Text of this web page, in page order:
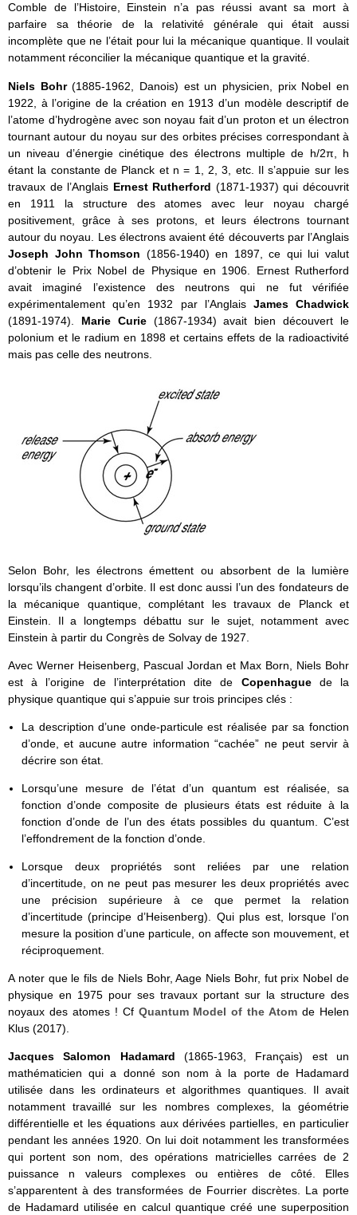
Comble de l’Histoire, Einstein n’a pas réussi avant sa mort à
parfaire sa théorie de la relativité générale qui était aussi
incomplète que ne l’était pour lui la mécanique quantique. Il voulait
notamment réconcilier la mécanique quantique et la gravité.
Niels Bohr(1885-1962, Danois) est un physicien, prix Nobel en
1922, à l’origine de la création en 1913 d’un modèle descriptif de
l’atome d’hydrogène avec son noyau fait d’un proton et un électron
tournant autour du noyau sur des orbites précises correspondant à
un niveau d’énergie cinétique des électrons multiple de h/2π, h
étant la constante de Planck et n = 1, 2, 3, etc. Il s’appuie sur les
travaux de l’Anglais Ernest Rutherford (1871-1937) qui découvrit
en 1911 la structure des atomes avec leur noyau chargé
positivement, grâce à ses protons, et leurs électrons tournant
autour du noyau. Les électrons avaient été découverts par l’Anglais
Joseph John Thomson (1856-1940) en 1897, ce qui lui valut
d’obtenir le Prix Nobel de Physique en 1906. Ernest Rutherford
avait imaginé l’existence des neutrons qui ne fut vérifiée
expérimentalement qu’en 1932 par l’Anglais James Chadwick
(1891-1974). Marie Curie (1867-1934) avait bien découvert le
polonium et le radium en 1898 et certains effets de la radioactivité
mais pas celle des neutrons.
Selon Bohr, les électrons émettent ou absorbent de la lumière
lorsqu’ils changent d’orbite. Il est donc aussi l’un des fondateurs de
la mécanique quantique, complétant les travaux de Planck et
Einstein. Il a longtemps débattu sur le sujet, notamment avec
Einstein à partir du Congrès de Solvay de 1927.
Avec Werner Heisenberg, Pascual Jordan et Max Born, Niels Bohr
est à l’origine de l’interprétation dite de Copenhaguede la
physique quantique qui s’appuie sur trois principes clés :
La description d’une onde-particule est réalisée par sa fonction
d’onde, et aucune autre information “cachée” ne peut servir à
décrire son état.
Lorsqu’une mesure de l’état d’un quantum est réalisée, sa
fonction d’onde composite de plusieurs états est réduite à la
fonction d’onde de l’un des états possibles du quantum. C’est
l’effondrement de la fonction d’onde.
Lorsque deux propriétés sont reliées par une relation
d’incertitude, on ne peut pas mesurer les deux propriétés avec
une précision supérieure à ce que permet la relation
d’incertitude (principe d’Heisenberg). Qui plus est, lorsque l’on
mesure la position d’une particule, on affecte son mouvement, et
réciproquement.
A noter que le fils de Niels Bohr, Aage Niels Bohr, fut prix Nobel de
physique en 1975 pour ses travaux portant sur la structure des
noyaux des atomes ! Cf Quantum Model of the Atom de Helen
Klus (2017).
Jacques Salomon Hadamard (1865-1963, Français) est un
mathématicien qui a donné son nom à la porte de Hadamard
utilisée dans les ordinateurs et algorithmes quantiques. Il avait
notamment travaillé sur les nombres complexes, la géométrie
différentielle et les équations aux dérivées partielles, en particulier
pendant les années 1920. On lui doit notamment les transformées
qui portent son nom, des opérations matricielles carrées de 2
puissance n valeurs complexes ou entières de côté. Elles
s’apparentent à des transformées de Fourrier discrètes. La porte
de Hadamard utilisée en calcul quantique créé une superposition